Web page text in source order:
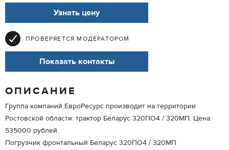
Узнать цену
ПРОВЕРЯЕТСЯ МОДЕРАТОРОМ
Показать контакты
ОПИСАНИЕ
Группа компаний ЕвроРесурс производит на территории
Ростовской области: трактор Беларус 320ПО4 / 320МП. Цена:
535000 рублей.
Погрузчик фронтальный Беларус 320ПО4 / 320МП